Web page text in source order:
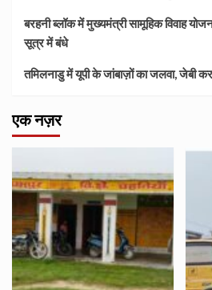
बरहनी ब्लॉक में मुख्यमंत्री सामूहिक विवाह
सूत्र में बंधे
तमिलनाडु में यूपी के जांबाज़ों का जलवा, जेबी
एक नज़र